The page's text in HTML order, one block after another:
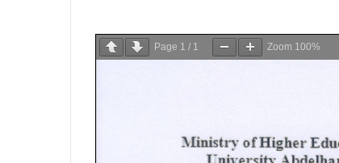
Page 1 / 1 Zoom 100%